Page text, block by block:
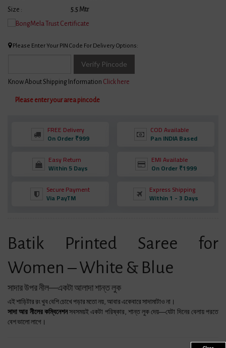
Size :
5.5 Mtr
Please Enter Your PIN Code For Delivery Options:
Verify Pincode
Know About Shipping Information Click here
Please enter your area pincode
FREE Delivery
On Order ₹999
COD Available
Pan INDIA Based
Easy Return
Within 5 Days
EMI Available
On Order ₹1999
Secure Payment
Via PayTM
Express Shipping
Within 1 - 3 Days
Batik Printed Saree for
Women – White & Blue
সাদার উপর নীল—একটা আলাদা শান্ত লুক
এই শাড়িটার রং খুব বেশি চোখে পড়ার মতো নয়, আবার একেবারে সাদামাটাও না।
সাদা আর নীলের কম্বিনেশনসবসময়ই একটা পরিষ্কার, শান্ত লুক দেয়—যেটা দিনের বেলায় পরতে
বেশ ভালো লাগে।